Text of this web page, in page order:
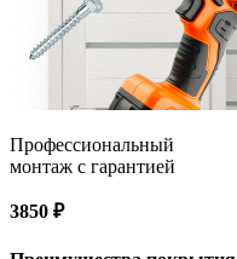
Профессиональный
монтаж с гарантией
3850 ₽